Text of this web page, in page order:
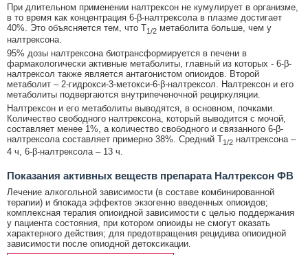
При длительном применении налтрексон не кумулирует в организме,
в то время как концентрация 6-β-налтрексола в плазме достигает
40%. Это объясняется тем, что T1/2 метаболита больше, чем у
налтрексона.
95% дозы налтрексона биотрансформируется в печени в
фармакологически активные метаболиты, главный из которых - 6-β-
налтрексол также является антагонистом опиоидов. Второй
метаболит – 2-гидрокси-3-метокси-6-β-налтрексол. Налтрексон и его
метаболиты подвергаются внутрипеченочной рециркуляции.
Налтрексон и его метаболиты выводятся, в основном, почками.
Количество свободного налтрексона, который выводится с мочой,
составляет менее 1%, а количество свободного и связанного 6-β-
налтрексола составляет примерно 38%. Средний T1/2 налтрексона –
4 ч, 6-β-налтрексола – 13 ч.
Показания активных веществ препарата Налтрексон ФВ
Лечение алкогольной зависимости (в составе комбинированной
терапии) и блокада эффектов экзогенно введенных опиоидов;
комплексная терапия опиоидной зависимости с целью поддержания
у пациента состояния, при котором опиоиды не смогут оказать
характерного действия; для предотвращения рецидива опиоидной
зависимости после опиодной детоксикации.